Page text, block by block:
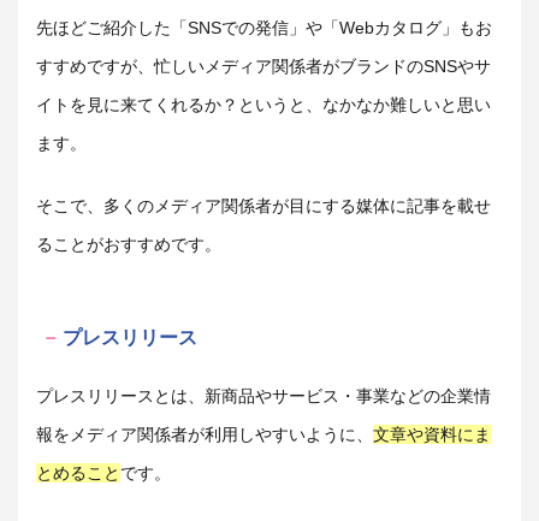
先ほどご紹介した「SNSでの発信」や「Webカタログ」もお
すすめですが、忙しいメディア関係者がブランドのSNSやサ
イトを見に来てくれるか？というと、なかなか難しいと思い
ます。
そこで、多くのメディア関係者が目にする媒体に記事を載せ
ることがおすすめです。
プレスリリース
プレスリリースとは、新商品やサービス・事業などの企業情
報をメディア関係者が利用しやすいように、 文章や資料にま
とめること です。